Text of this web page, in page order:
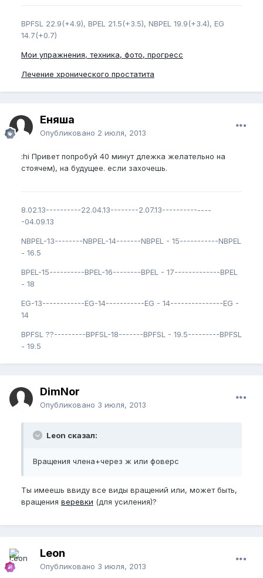
BPFSL 22.9(+4.9), BPEL 21.5(+3.5), NBPEL 19.9(+3.4), EG
14.7(+0.7)
Мои упражнения, техника, фото, прогресс
Лечение хронического простатита
Еняша
Опубликовано 2 июля, 2013
:hi Привет попробуй 40 минут длежка желательно на
стоячем), на будущее. если захочешь.
8.02.13----------22.04.13--------2.07.13--------------
-04.09.13
NBPEL-13--------NBPEL-14-------NBPEL - 15-----------NBPEL
- 16.5
BPEL-15----------BPEL-16--------BPEL - 17-------------BPEL
- 18
EG-13------------EG-14-----------EG - 14---------------EG -
14
BPFSL ??---------BPFSL-18-------BPFSL - 19.5---------BPFSL
- 19.5
DimNor
Опубликовано 3 июля, 2013
Leon сказал:
Вращения члена+через ж или фоверс
Ты имеешь ввиду все виды вращений или, может быть,
вращения веревки (для усиления)?
Leon
Опубликовано 3 июля, 2013